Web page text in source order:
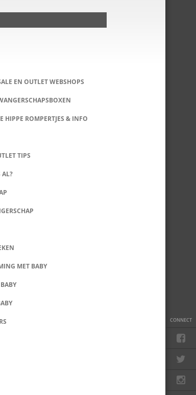
CONNECT
EN OUTLET WEBSHOPS
HIPPE ROMPERTJES & INFO
TIPS
AL?
MET BABY